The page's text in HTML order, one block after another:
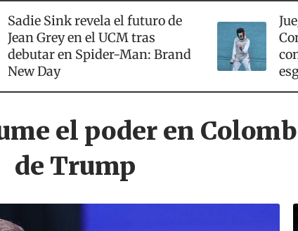
o
Sadie Sink revela el futuro de
Jean Grey en el UCM tras
debutar en Spider-Man: Brand
New Day
el poder en
de Trump